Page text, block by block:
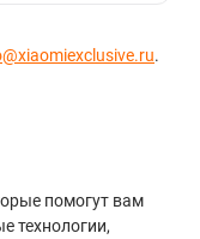
.
помогут вам
технологии,